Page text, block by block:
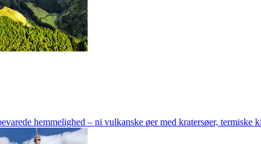
hemmelighed – ni vulkanske øer med kratersøer,